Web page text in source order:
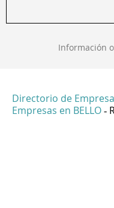
Información
Directorio de
Empresas en BELLO -